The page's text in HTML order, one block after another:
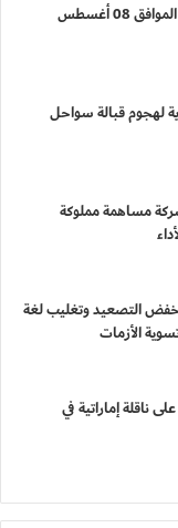
وفيات الكويت اليوم السبت الموافق 08 أغسطس
لهجوم قبالة سواحل
مساهمة مملوكة
خفض التصعيد وتغليب لغة
الأزمات
ناقلة إماراتية في